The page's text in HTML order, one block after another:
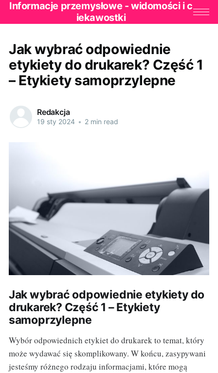
Informacje przemysłowe - widomości i c
iekawostki
Jak wybrać odpowiednie
etykiety do drukarek? Część 1
– Etykiety samoprzylepne
Redakcja
19 sty 2024 • 2 min read
Jak wybrać odpowiednie etykiety do
drukarek? Część 1 – Etykiety
samoprzylepne
Wybór odpowiednich etykiet do drukarek to temat, który
może wydawać się skomplikowany. W końcu, zasypywani
jesteśmy różnego rodzaju informacjami, które mogą